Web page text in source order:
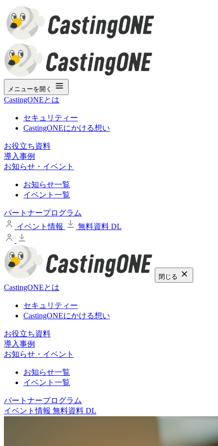
メニューを開く
CastingONEとは
セキュリティー
CastingONEにかける想い
お役立ち資料
導入事例
お知らせ・イベント
お知らせ一覧
イベント一覧
パートナープログラム
イベント情報
無料資料 DL
閉じる
CastingONEとは
セキュリティー
CastingONEにかける想い
お役立ち資料
導入事例
お知らせ・イベント
お知らせ一覧
イベント一覧
パートナープログラム
イベント情報 無料資料 DL